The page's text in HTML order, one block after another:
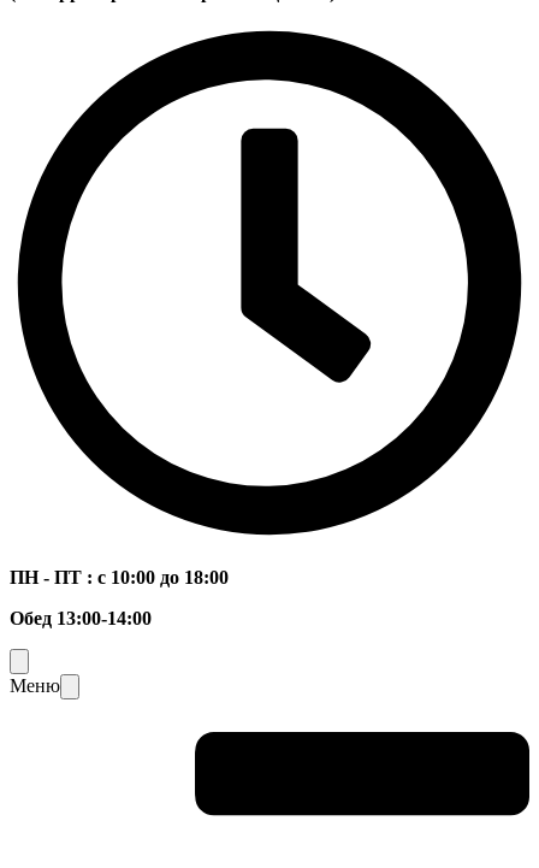
ПН - ПТ : с 10:00 до 18:00
Обед 13:00-14:00
Меню